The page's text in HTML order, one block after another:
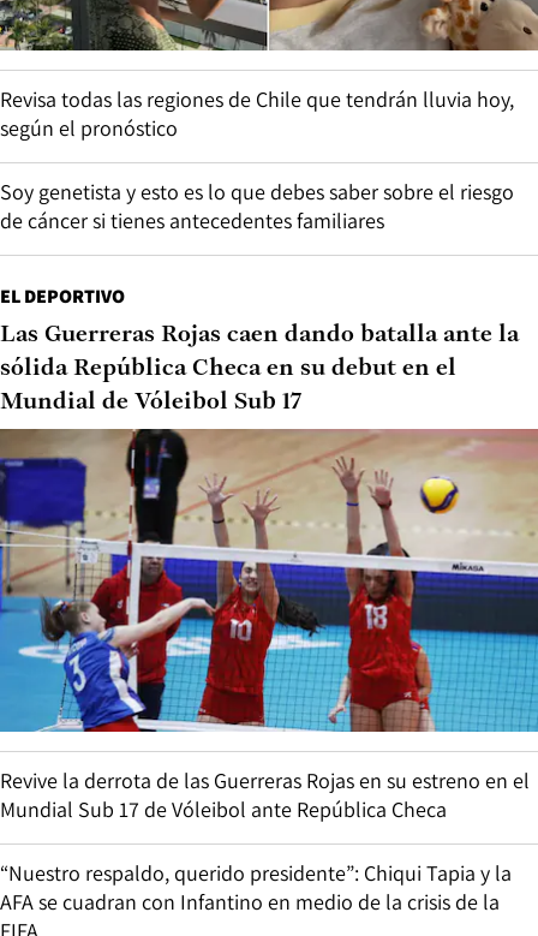
Revisa todas las regiones de Chile que tendrán lluvia hoy,
según el pronóstico
Soy genetista y esto es lo que debes saber sobre el riesgo
de cáncer si tienes antecedentes familiares
EL DEPORTIVO
Las Guerreras Rojas caen dando batalla ante la
sólida República Checa en su debut en el
Mundial de Vóleibol Sub 17
Revive la derrota de las Guerreras Rojas en su estreno en el
Mundial Sub 17 de Vóleibol ante República Checa
“Nuestro respaldo, querido presidente”: Chiqui Tapia y la
AFA se cuadran con Infantino en medio de la crisis de la
FIFA